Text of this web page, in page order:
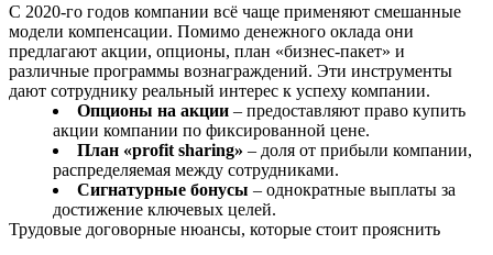
С 2020‑го годов компании всё чаще применяют смешанные
модели компенсации. Помимо денежного оклада они
предлагают акции, опционы, план «бизнес‑пакет» и
различные программы вознаграждений. Эти инструменты
дают сотруднику реальный интерес к успеху компании.
Опционы на акции – предоставляют право купить
акции компании по фиксированной цене.
План «profit sharing» – доля от прибыли компании,
распределяемая между сотрудниками.
Сигнатурные бонусы – однократные выплаты за
достижение ключевых целей.
Трудовые договорные нюансы, которые стоит прояснить